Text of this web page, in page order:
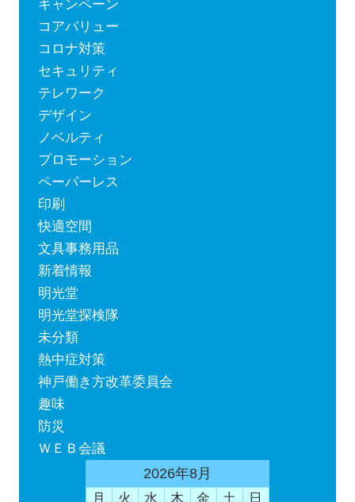
キャンペーン
コアバリュー
コロナ対策
セキュリティ
テレワーク
デザイン
ノベルティ
プロモーション
ペーパーレス
印刷
快適空間
文具事務用品
新着情報
明光堂
明光堂探検隊
未分類
熱中症対策
神戸働き方改革委員会
趣味
防災
ＷＥＢ会議
2026年8月
月 火 水 木 金 土 日